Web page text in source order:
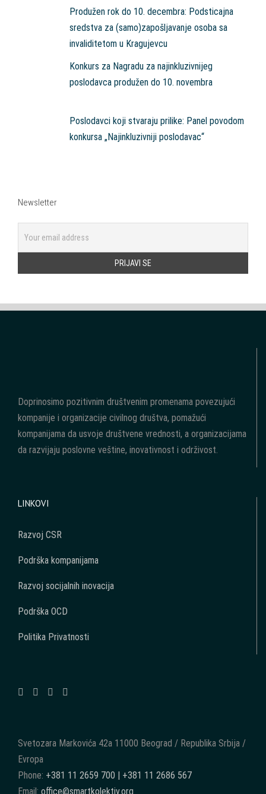
Produžen rok do 10. decembra: Podsticajna
sredstva za (samo)zapošljavanje osoba sa
invaliditetom u Kragujevcu
Konkurs za Nagradu za najinkluzivnijeg
poslodavca produžen do 10. novembra
Poslodavci koji stvaraju prilike: Panel povodom
konkursa „Najinkluzivniji poslodavac“
Newsletter
Doprinosimo pozitivnim društvenim promenama povezujući
kompanije i organizacije civilnog društva, pomažući
kompanijama da usvoje društvene vrednosti, a organizacijama
da razvijaju poslovne veštine, inovativnost i održivost.
LINKOVI
Razvoj CSR
Podrška kompanijama
Razvoj socijalnih inovacija
Podrška OCD
Politika Privatnosti
Svetozara Markovića 42a 11000 Beograd / Republika Srbija /
Evropa
Phone: +381 11 2659 700 | +381 11 2686 567
Email: office@smartkolektiv.org